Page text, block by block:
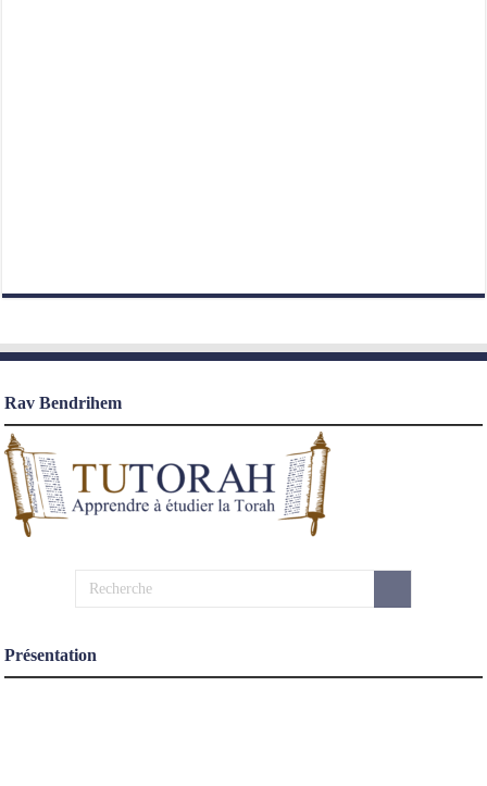
Rav Bendrihem
Présentation